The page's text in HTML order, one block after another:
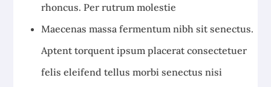
rhoncus. Per rutrum molestie
Maecenas massa fermentum nibh sit senectus.
Aptent torquent ipsum placerat consectetuer
felis eleifend tellus morbi senectus nisi